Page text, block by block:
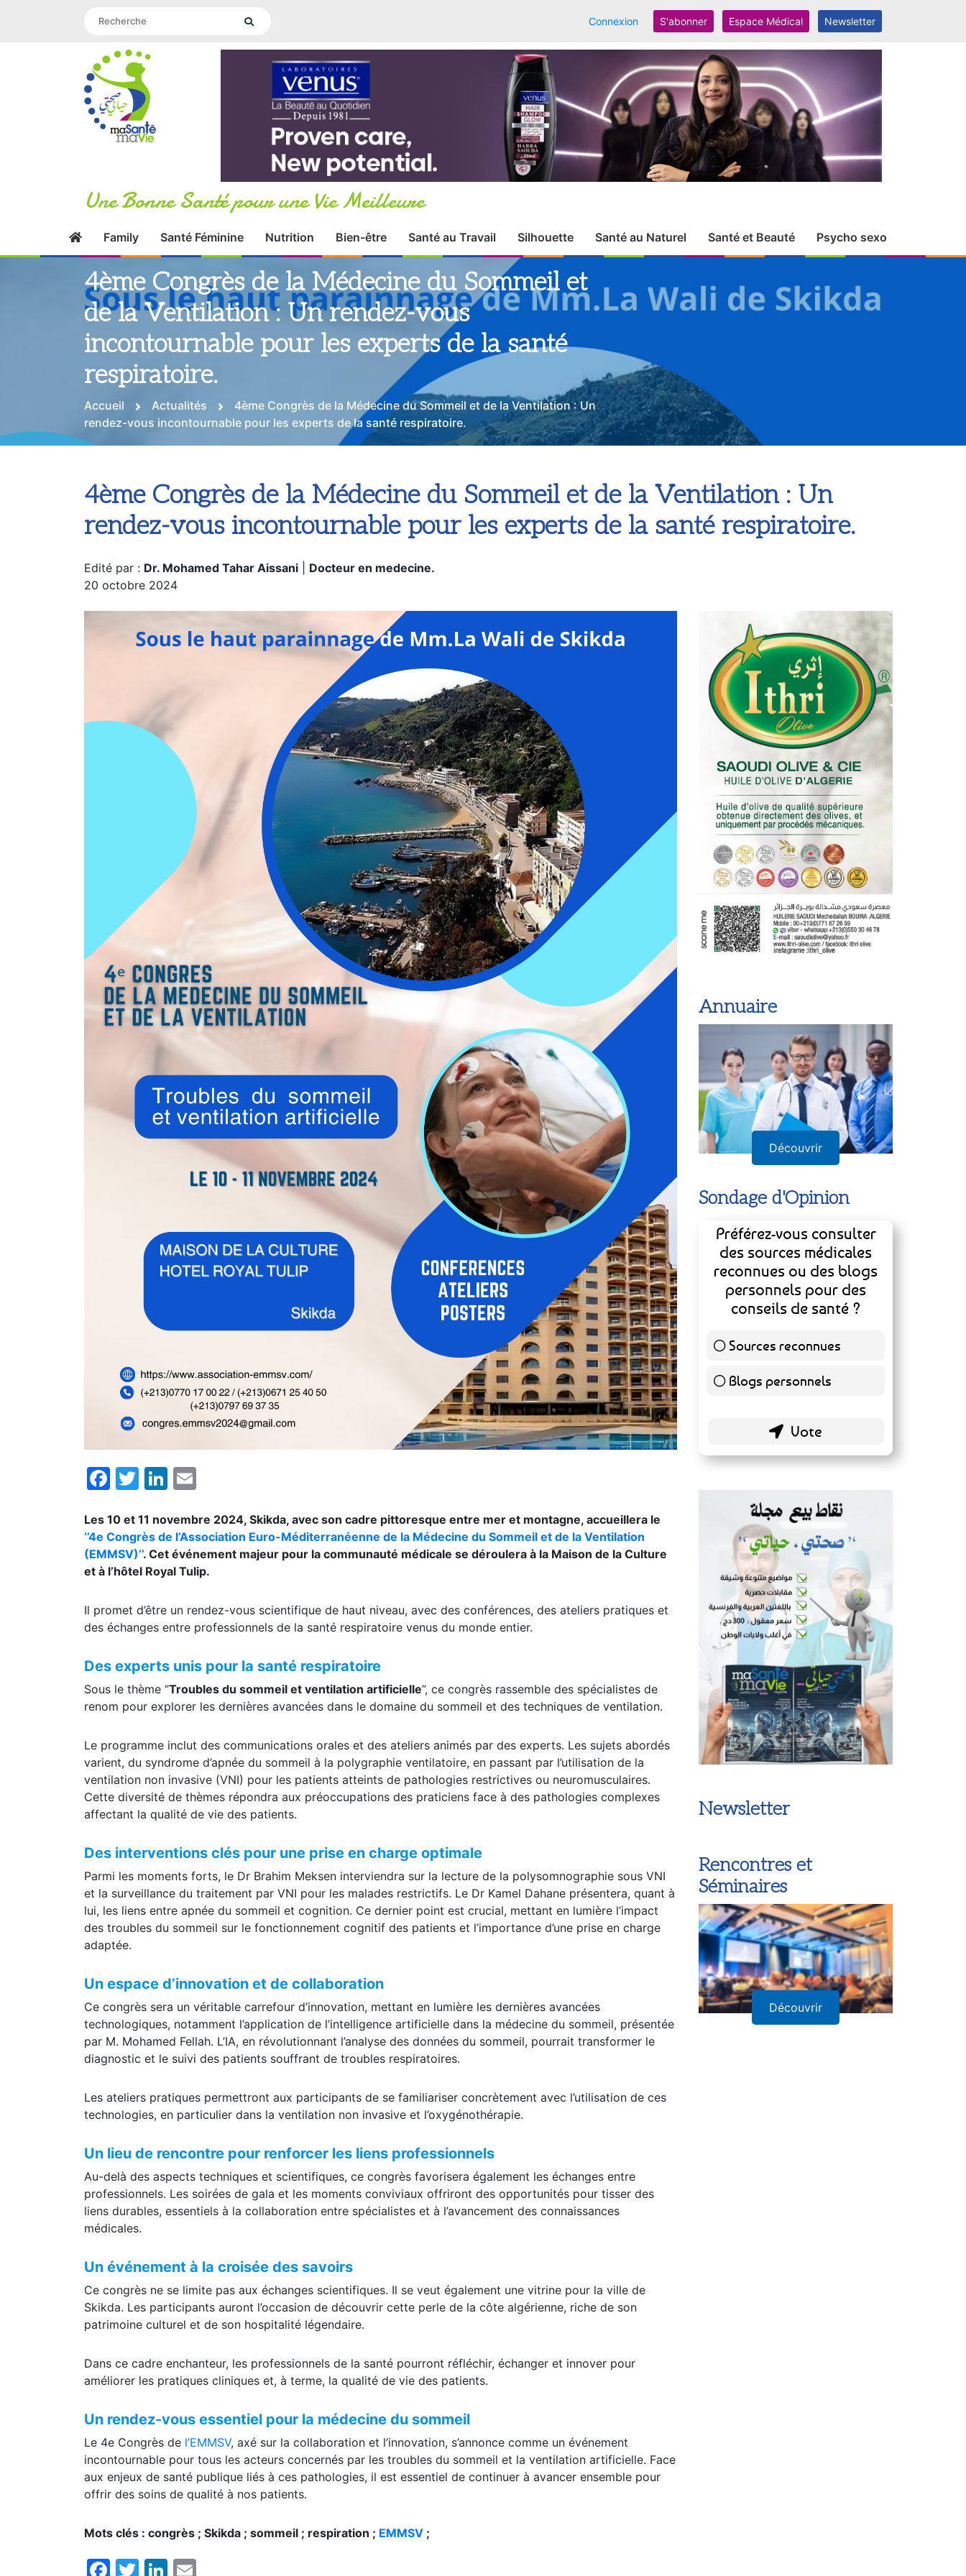
Connexion S'abonner Espace Médical Newsletter
Une Bonne Santé pour une Vie Meilleure
Family Santé Féminine Nutrition Bien-être Santé au Travail Silhouette Santé au Naturel Santé et Beauté Psycho sexo
4ème Congrès de la Médecine du Sommeil et
de la Ventilation : Un rendez-vous
incontournable pour les experts de la santé
respiratoire.
Accueil Actualités
4ème Congrès de la Médecine du Sommeil et de la Ventilation : Un
rendez-vous incontournable pour les experts de la santé respiratoire.
4ème Congrès de la Médecine du Sommeil et de la Ventilation : Un
rendez-vous incontournable pour les experts de la santé respiratoire.
Edité par : Dr. Mohamed Tahar Aissani
Docteur en medecine.
20 octobre 2024
Facebook
TwitterLinkedIn
Les 10 et 11 novembre 2024, Skikda, avec son cadre pittoresque entre mer et montagne, accueillera le
‘’4e Congrès de l’Association Euro-Méditerranéenne de la Médecine du Sommeil et de la Ventilation
(EMMSV)’’. Cet événement majeur pour la communauté médicale se déroulera à la Maison de la Culture
et à l’hôtel Royal Tulip.
Il promet d’être un rendez-vous scientifique de haut niveau, avec des conférences, des ateliers pratiques et
des échanges entre professionnels de la santé respiratoire venus du monde entier.
Des experts unis pour la santé respiratoire
Sous le thème ‘’Troubles du sommeil et ventilation artificielle’’, ce congrès rassemble des spécialistes de
renom pour explorer les dernières avancées dans le domaine du sommeil et des techniques de ventilation.
Le programme inclut des communications orales et des ateliers animés par des experts. Les sujets abordés
varient, du syndrome d’apnée du sommeil à la polygraphie ventilatoire, en passant par l’utilisation de la
ventilation non invasive (VNI) pour les patients atteints de pathologies restrictives ou neuromusculaires.
Cette diversité de thèmes répondra aux préoccupations des praticiens face à des pathologies complexes
affectant la qualité de vie des patients.
Des interventions clés pour une prise en charge optimale
Parmi les moments forts, le Dr Brahim Meksen interviendra sur la lecture de la polysomnographie sous VNI
et la surveillance du traitement par VNI pour les malades restrictifs. Le Dr Kamel Dahane présentera, quant à
lui, les liens entre apnée du sommeil et cognition. Ce dernier point est crucial, mettant en lumière l’impact
des troubles du sommeil sur le fonctionnement cognitif des patients et l’importance d’une prise en charge
adaptée.
Un espace d’innovation et de collaboration
Ce congrès sera un véritable carrefour d’innovation, mettant en lumière les dernières avancées
technologiques, notamment l’application de l’intelligence artificielle dans la médecine du sommeil, présentée
par M. Mohamed Fellah. L’IA, en révolutionnant l’analyse des données du sommeil, pourrait transformer le
diagnostic et le suivi des patients souffrant de troubles respiratoires.
Les ateliers pratiques permettront aux participants de se familiariser concrètement avec l’utilisation de ces
technologies, en particulier dans la ventilation non invasive et l’oxygénothérapie.
Un lieu de rencontre pour renforcer les liens professionnels
Au-delà des aspects techniques et scientifiques, ce congrès favorisera également les échanges entre
professionnels. Les soirées de gala et les moments conviviaux offriront des opportunités pour tisser des
liens durables, essentiels à la collaboration entre spécialistes et à l’avancement des connaissances
médicales.
Un événement à la croisée des savoirs
Ce congrès ne se limite pas aux échanges scientifiques. Il se veut également une vitrine pour la ville de
Skikda. Les participants auront l’occasion de découvrir cette perle de la côte algérienne, riche de son
patrimoine culturel et de son hospitalité légendaire.
Dans ce cadre enchanteur, les professionnels de la santé pourront réfléchir, échanger et innover pour
améliorer les pratiques cliniques et, à terme, la qualité de vie des patients.
Un rendez-vous essentiel pour la médecine du sommeil
Le 4e Congrès de l’EMMSV, axé sur la collaboration et l’innovation, s’annonce comme un événement
incontournable pour tous les acteurs concernés par les troubles du sommeil et la ventilation artificielle. Face
aux enjeux de santé publique liés à ces pathologies, il est essentiel de continuer à avancer ensemble pour
offrir des soins de qualité à nos patients.
Mots clés : congrès ; Skikda ; sommeil ; respiration ; EMMSV ;
Facebook
TwitterLinkedIn
Annuaire
Découvrir
Sondage d'Opinion
Préférez-vous consulter
des sources médicales
reconnues ou des blogs
personnels pour des
conseils de santé ?
Sources reconnues
140 ( 73.3 % )
Blogs personnels51 ( 26.7 % )
Newsletter
Rencontres et
Séminaires
Découvrir